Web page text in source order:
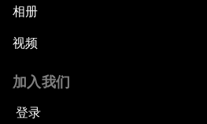
相册
视频
加入我们
登录